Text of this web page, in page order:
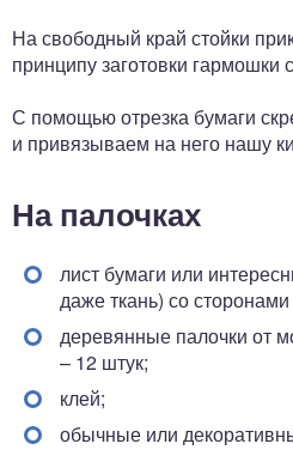
На свободный край стойки
принципу заготовки гармошки
С помощью отрезка бумаги
и привязываем на него нашу
На палочках
лист бумаги или
даже ткань) со
деревянные палочки от
– 12 штук;
клей;
обычные или